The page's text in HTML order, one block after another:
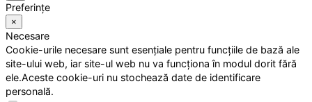
Preferințe
×
Necesare
Cookie-urile necesare sunt esențiale pentru funcțiile de bază ale
site-ului web, iar site-ul web nu va funcționa în modul dorit fără
ele.Aceste cookie-uri nu stochează date de identificare
personală.